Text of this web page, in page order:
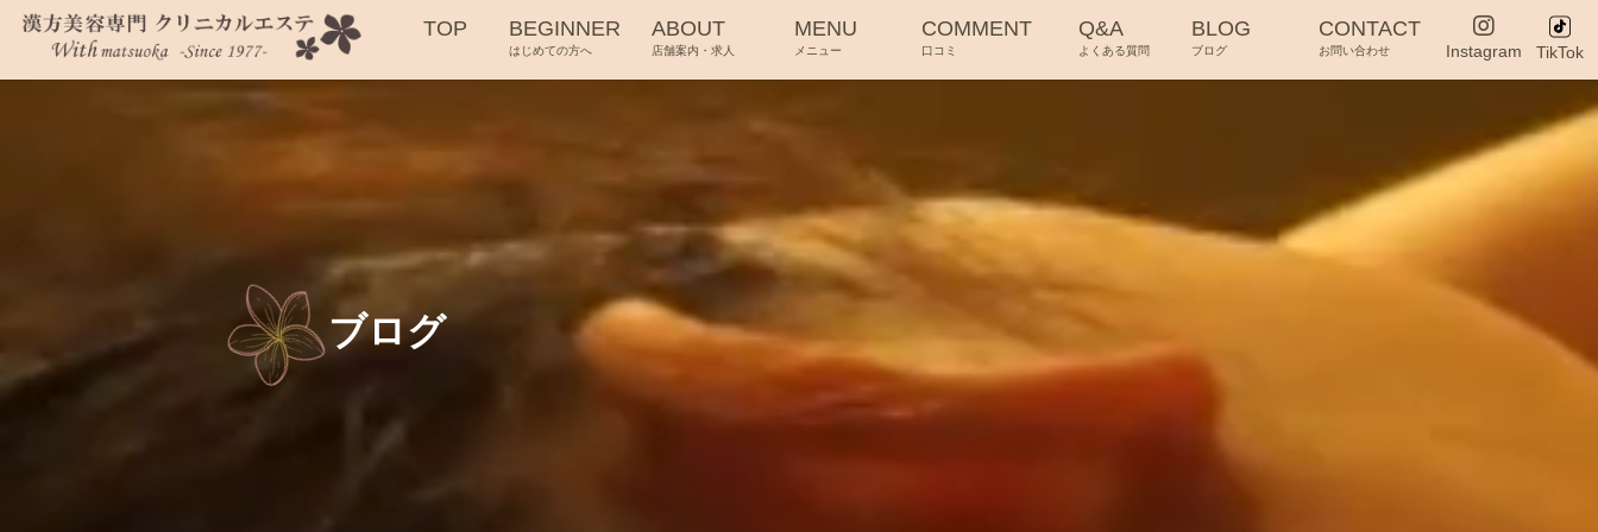
TOP BEGINNER
はじめての方へ
ABOUT
店舗案内・求人
MENU
メニュー
COMMENT
口コミ
Q&A
よくある質問
BLOG
ブログ
CONTACT
お問い合わせ Instagram TikTok
ブログ